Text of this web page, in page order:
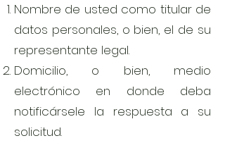
Nombre de usted como titular de
datos personales, o bien, el de su
representante legal.
Domicilio, o bien, medio
electrónico en donde deba
notificársele la respuesta a su
solicitud.